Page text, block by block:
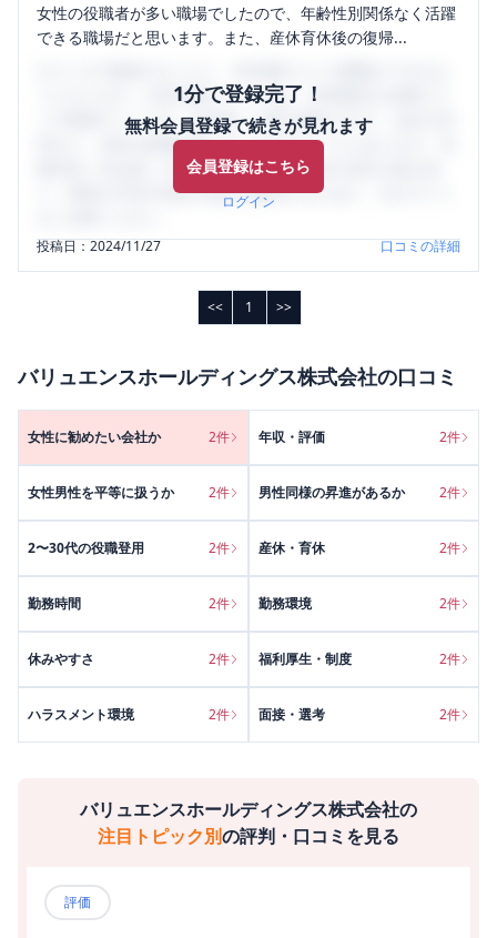
女性の役職者が多い職場でしたので、年齢性別関係なく活躍
できる職場だと思います。また、産休育休後の復帰...
1分で登録完了！
無料会員登録で続きが見れます
会員登録はこちら
ログイン
うになります。SHEHUB(シーハブ)は、女性限定の企業口コ
ミの投稿サイトです。給与面・女性の働きやすさ・会社の評
判など、女性の転職は気にすべき点がたくさんあります。先
輩社員（元社員）の口コミを通して、本当の会社の姿を知
り、将来の不安や現在の悩みを解消するために、ぜひサイト
投稿日：2024/11/27 口コミの詳細
<< 1 >>
バリュエンスホールディングス株式会社の口コミ
女性に勧めたい会社か 2件 年収・評価 2件
女性男性を平等に扱うか 2件 男性同様の昇進があるか 2件
2〜30代の役職登用 2件 産休・育休 2件
勤務時間 2件 勤務環境 2件
休みやすさ 2件 福利厚生・制度 2件
ハラスメント環境 2件 面接・選考 2件
バリュエンスホールディングス株式会社の
注目トピック別の評判・口コミを見る
評価